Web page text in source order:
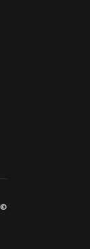
© 2023 - 2026 منصة الاتحاد. تم تصميمه وبرمجته بواسطة